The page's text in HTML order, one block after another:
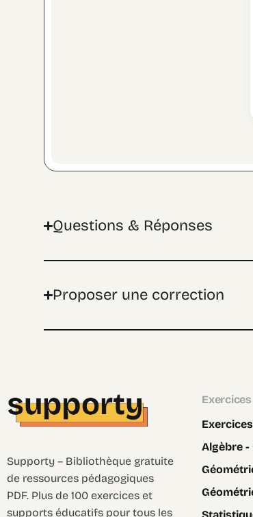
Questions & Réponses
Proposer une correction
Supporty – Bibliothèque gratuite
de ressources pédagogiques
PDF. Plus de 100 exercices et
supports éducatifs pour tous les
Algèbre -